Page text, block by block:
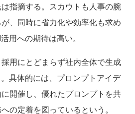
指摘する。スカウトも人事の腕
、同時に省力化や効率化も求め
用への期待は高い。
用にとどまらず社内全体で生成
具体的には、プロンプトアイデ
開催し、優れたプロンプトを共
の定着を図っているという。